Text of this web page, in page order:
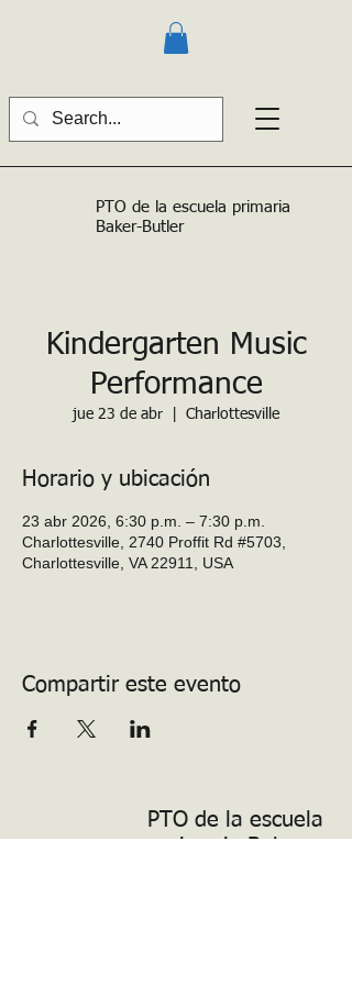
PTO de la escuela primaria
Baker-Butler
Kindergarten Music
Performance
jue 23 de abr Charlottesville
Horario y ubicación
23 abr 2026, 6:30 p.m. – 7:30 p.m.
Charlottesville, 2740 Proffit Rd #5703,
Charlottesville, VA 22911, USA
Compartir este evento
PTO de la escuela
primaria Baker-